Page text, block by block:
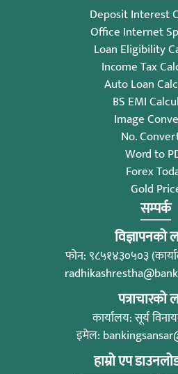
Deposit Interest
Office Internet
Loan Eligibility
Income Tax
Auto Loan
BS EMI
Image
No.
Word to
Forex
Gold
सम्पर्क
विज्ञापनको
फोन: ९८५१४३०५०३
पत्राचारको
कार्यालय: सूर्य
इमेल:
हाम्रो एप